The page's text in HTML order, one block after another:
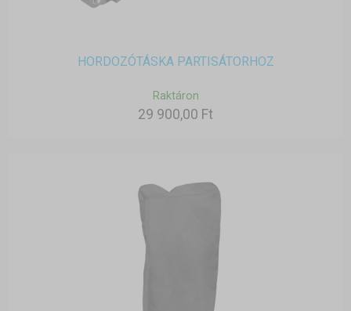
HORDOZÓTÁSKA PARTISÁTORHOZ
Raktáron
29 900,00 Ft